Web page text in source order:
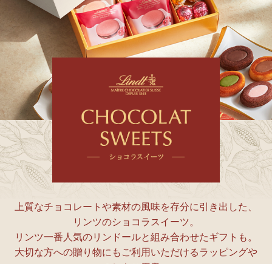
上質なチョコレートや素材の風味を存分に引き出した、
リンツのショコラスイーツ。
リンツ一番人気のリンドールと組み合わせたギフトも。
大切な方への贈り物にもご利用いただけるラッピングや